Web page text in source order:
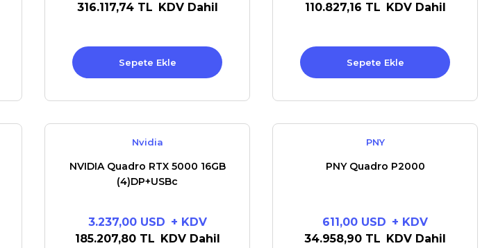
316.117,74 TL KDV Dahil
Sepete Ekle
110.827,16 TL KDV Dahil
Sepete Ekle
Nvidia
NVIDIA Quadro RTX 5000 16GB
(4)DP+USBc
3.237,00 USD + KDV
185.207,80 TL KDV Dahil
PNY
PNY Quadro P2000
611,00 USD + KDV
34.958,90 TL KDV Dahil